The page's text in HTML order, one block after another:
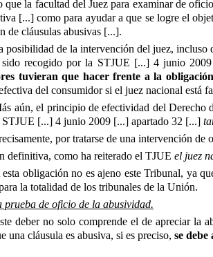
que la facultad del Juez para examinar de
[...] como para ayudar a que se logre el
de cláusulas abusivas [...].
posibilidad de la intervención del juez,
recogido por la STJUE [...] 4 junio
tuvieran que hacer frente a la
del consumidor si el juez nacional está
aún, el principio de efectividad del
[...] 4 junio 2009 [...] apartado 32 [...] 
por tratarse de una intervención
definitiva, como ha reiterado el TJUE el juez
esta obligación no es ajeno este Tribunal, ya
la totalidad de los tribunales de la Unión.
prueba de oficio de la abusividad.
deber no solo comprende el de apreciar la
una cláusula es abusiva, si es preciso, se